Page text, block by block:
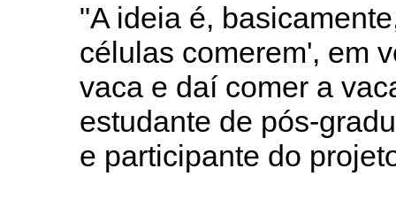
"A ideia é,
células comerem', em
vaca e daí comer a
estudante de pós-
e participante do